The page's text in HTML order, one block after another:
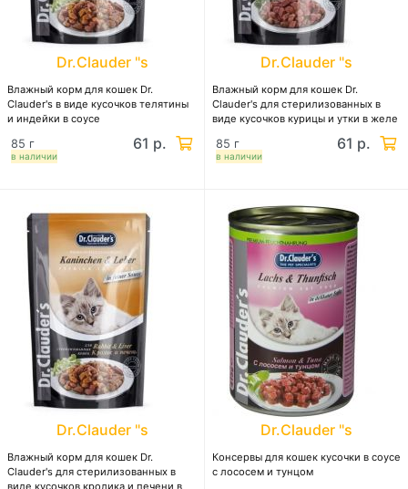
Dr.Clauder "s
Влажный корм для кошек Dr.
Clauder's в виде кусочков телятины
и индейки в соусе
в наличии
85 г 61 р.
Dr.Clauder "s
Влажный корм для кошек Dr.
Clauder's для стерилизованных в
виде кусочков курицы и утки в желе
в наличии
85 г 61 р.
Dr.Clauder "s
Влажный корм для кошек Dr.
Clauder's для стерилизованных в
Dr.Clauder "s
Консервы для кошек кусочки в соусе
с лососем и тунцом